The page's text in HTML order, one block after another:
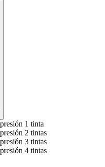
1 tinta
2 tintas
3 tintas
4 tintas